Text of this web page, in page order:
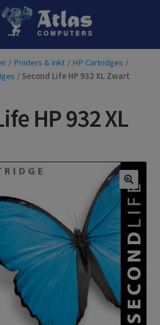
Ga
naar
navigatie
Ga
de
inhoud
/ Printers & Inkt / HP Cartridges /
/ Second Life HP 932 XL Zwart
HP 932 XL